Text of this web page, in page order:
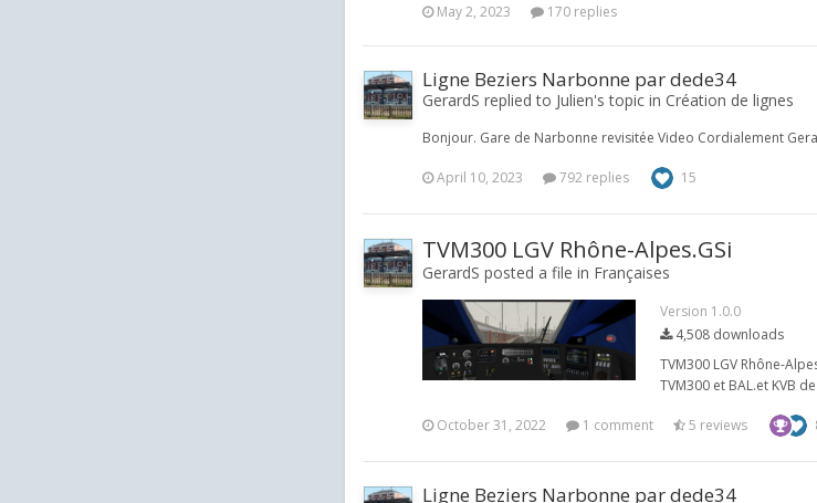
May 2, 2023
170 replies
Ligne Beziers Narbonne par dede34
GerardS replied to Julien's topic in Création de lignes
Bonjour. Gare de Narbonne revisitée Video Cordialement
April 10, 2023 792 replies 15
TVM300 LGV Rhône-Alpes.GSi
GerardS posted a file in Françaises
Version 1.0.0
4,508 downloads
TVM300 LGV Rhône-
TVM300 et BAL.et KVB
October 31, 2022 1 comment 5 reviews
Ligne Beziers Narbonne par dede34